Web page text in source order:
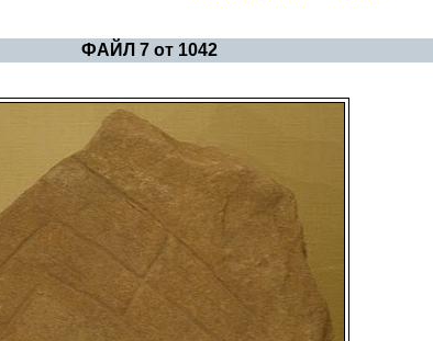
ФАЙЛ 7 от 1042